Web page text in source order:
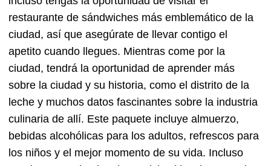
restaurante de sándwiches más emblemático de la
ciudad, así que asegúrate de llevar contigo el
apetito cuando llegues. Mientras come por la
ciudad, tendrá la oportunidad de aprender más
sobre la ciudad y su historia, como el distrito de la
leche y muchos datos fascinantes sobre la industria
culinaria de allí. Este paquete incluye almuerzo,
bebidas alcohólicas para los adultos, refrescos para
los niños y el mejor momento de su vida. Incluso